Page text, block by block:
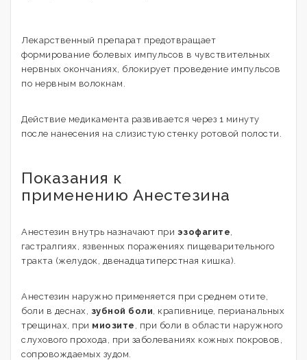
Лекарственный препарат предотвращает
формирование болевых импульсов в чувствительных
нервных окончаниях, блокирует проведение импульсов
по нервным волокнам.
Действие медикамента развивается через 1 минуту
после нанесения на слизистую стенку ротовой полости.
Показания к
применению Анестезина
Анестезин внутрь назначают при эзофагите
гастралгиях, язвенных поражениях пищеварительного
тракта (желудок, двенадцатиперстная кишка).
Анестезин наружно применяется при среднем отите,
боли в деснах,
зубной боли , крапивнице, перианальных
трещинах, при миозите , при боли в области наружного
слухового прохода, при заболеваниях кожных покровов,
сопровождаемых зудом.